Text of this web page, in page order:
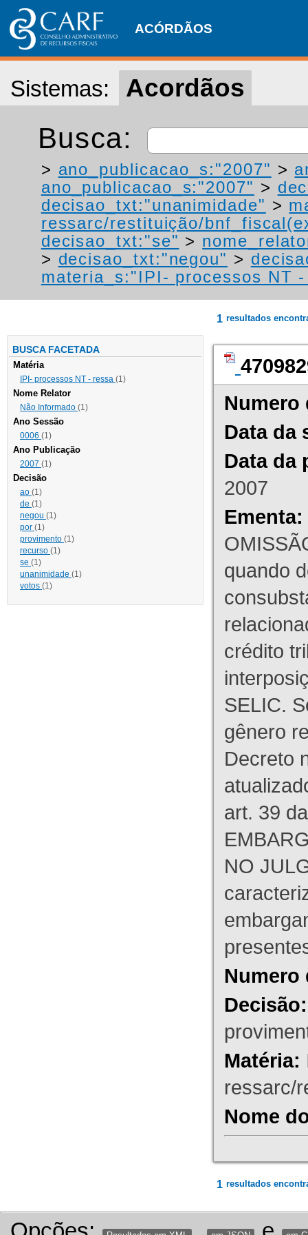
ACÓRDÃOS
Sistemas: Acordãos
Busca:
> ano_publicacao_s:"2007" >
ano_publicacao_s:"2007" >
decisao_txt:"unanimidade" >
ressarc/restituição/
decisao_txt:"se" >
> decisao_txt:"negou" >
materia_s:"IPI- processos NT
BUSCA FACETADA
Matéria
IPI- processos NT - ressa (1)
Nome Relator
Não Informado (1)
Ano Sessão
0006 (1)
Ano Publicação
2007 (1)
Decisão
ao (1)
de (1)
negou (1)
por (1)
provimento (1)
recurso (1)
se (1)
unanimidade (1)
votos (1)
1 resultados
Numero
Data da
Data da
2007
Ementa:
quando
crédito
SELIC.
gênero
Decreto
art. 39
NO
Numero
Decisão:
Matéria:
ressarc/
Nome
1 resultados